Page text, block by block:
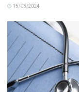
15/03/2024